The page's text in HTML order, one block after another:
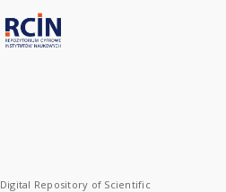
Repository of Scientific